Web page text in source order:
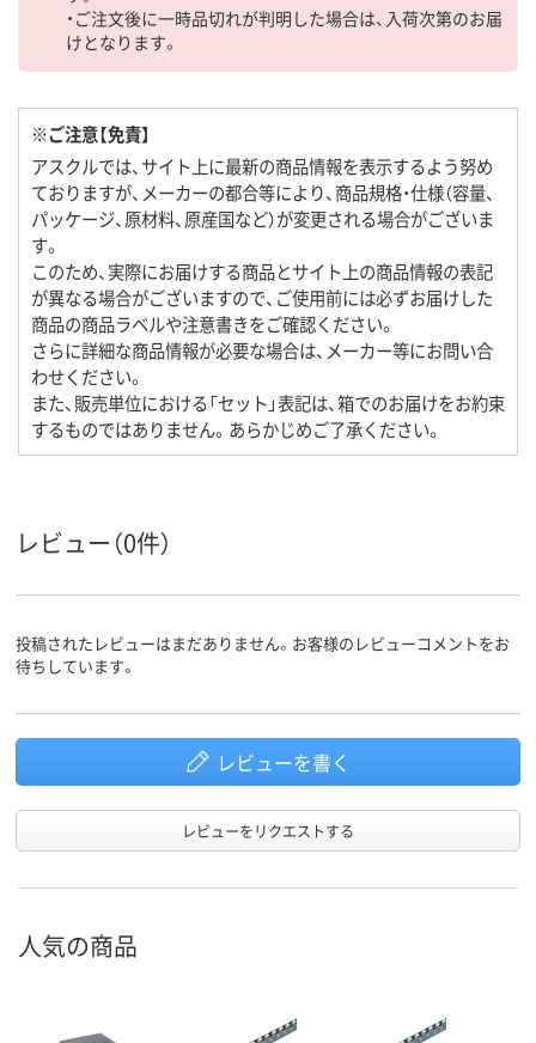
・ご注文後に一時品切れが判明した場合は、入荷次第のお届
けとなります。
※ご注意【免責】
アスクルでは、サイト上に最新の商品情報を表示するよう努め
ておりますが、メーカーの都合等により、商品規格・仕様（容量、
パッケージ、原材料、原産国など）が変更される場合がございま
す。
このため、実際にお届けする商品とサイト上の商品情報の表記
が異なる場合がございますので、ご使用前には必ずお届けした
商品の商品ラベルや注意書きをご確認ください。
さらに詳細な商品情報が必要な場合は、メーカー等にお問い合
わせください。
また、販売単位における「セット」表記は、箱でのお届けをお約束
するものではありません。あらかじめご了承ください。
レビュー（0件）
投稿されたレビューはまだありません。お客様のレビューコメントをお
待ちしています。
レビューを書く
レビューをリクエストする
人気の商品